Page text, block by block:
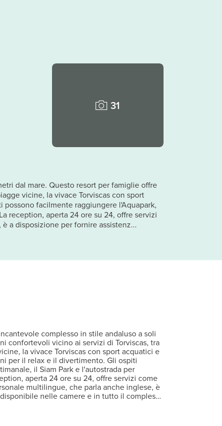
31
dal mare. Questo resort per famiglie offre
vicine, la vivace Torviscas con sport
facilmente raggiungere l'Aquapark,
reception, aperta 24 ore su 24, offre servizi
a disposizione per fornire assistenz...
complesso in stile andaluso a soli
confortevoli vicino ai servizi di Torviscas, tra
la vivace Torviscas con sport acquatici e
per il relax e il divertimento. Gli ospiti
il Siam Park e l'autostrada per
aperta 24 ore su 24, offre servizi come
multilingue, che parla anche inglese, è
nelle camere e in tutto il complesso
ospiti. La piscina principale è riscaldata